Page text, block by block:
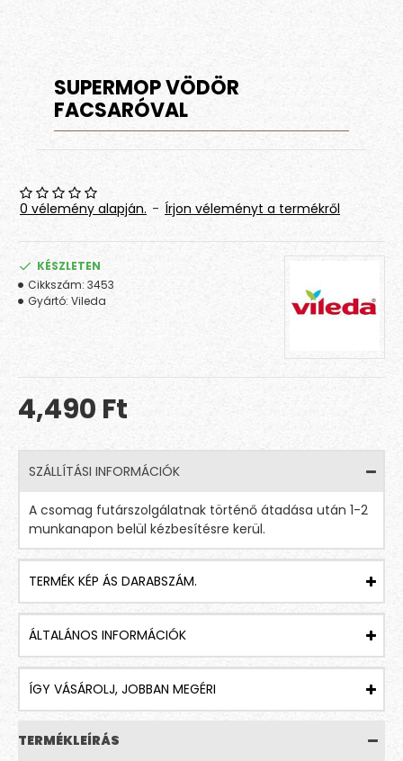
SUPERMOP VÖDÖR
FACSARÓVAL
0 vélemény alapján. - Írjon véleményt a termékről
4,490 Ft
KÉSZLETEN
Cikkszám: 3453
Gyártó: Vileda
SZÁLLÍTÁSI INFORMÁCIÓK
A csomag futárszolgálatnak történő átadása után 1-2
munkanapon belül kézbesítésre kerül.
TERMÉK KÉP ÁS DARABSZÁM.
ÁLTALÁNOS INFORMÁCIÓK
ÍGY VÁSÁROLJ, JOBBAN MEGÉRI
TERMÉKLEÍRÁS